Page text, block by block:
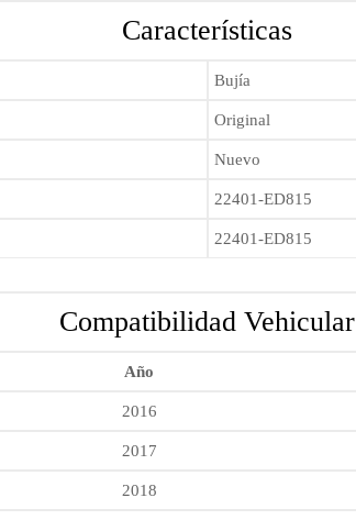
Características
Bujía
Original
Nuevo
22401-ED815
22401-ED815
Compatibilidad Vehicular
Año
2016
2017
2018